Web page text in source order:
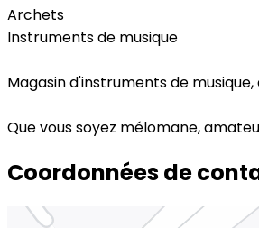
Archets
Instruments de musique
Magasin d'instruments de
Que vous soyez mélomane,
Coordonnées de